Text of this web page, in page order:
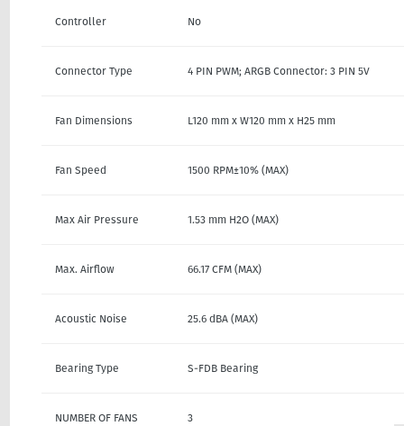
Controller No
Connector Type 4 PIN PWM; ARGB Connector: 3 PIN 5V
Fan Dimensions L120 mm x W120 mm x H25 mm
Fan Speed 1500 RPM±10% (MAX)
Max Air Pressure 1.53 mm H2O (MAX)
Max. Airflow 66.17 CFM (MAX)
Acoustic Noise 25.6 dBA (MAX)
Bearing Type S-FDB Bearing
NUMBER OF FANS 3